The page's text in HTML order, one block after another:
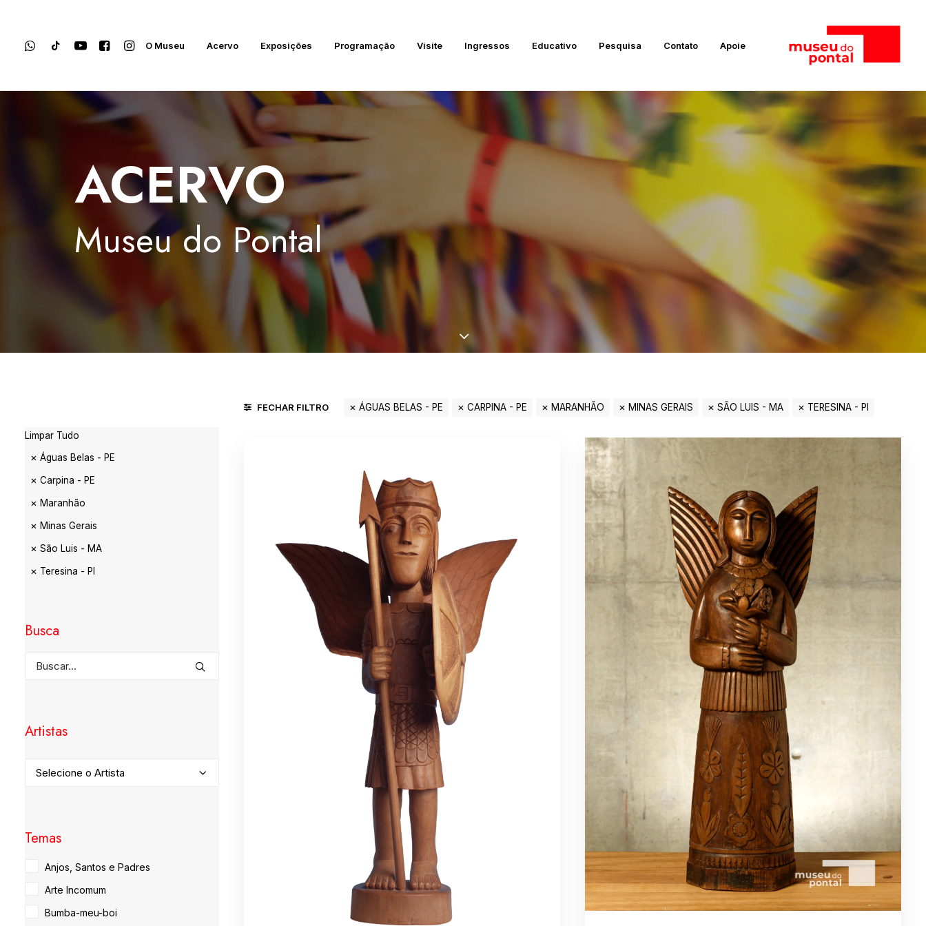
O Museu Acervo Exposições Programação Visite Ingressos Educativo Pesquisa Contato Apoie
ACERVO
Museu do Pontal
Limpar Tudo
Águas Belas - PE
Carpina - PE
Maranhão
Minas Gerais
São Luis - MA
Teresina - PI
Busca
Artistas
Temas
Anjos, Santos e Padres
Arte Incomum
Bumba-meu-boi
FECHAR FILTRO ÁGUAS BELAS - PE CARPINA - PE MARANHÃO MINAS GERAIS SÃO LUIS - MA TERESINA - PI